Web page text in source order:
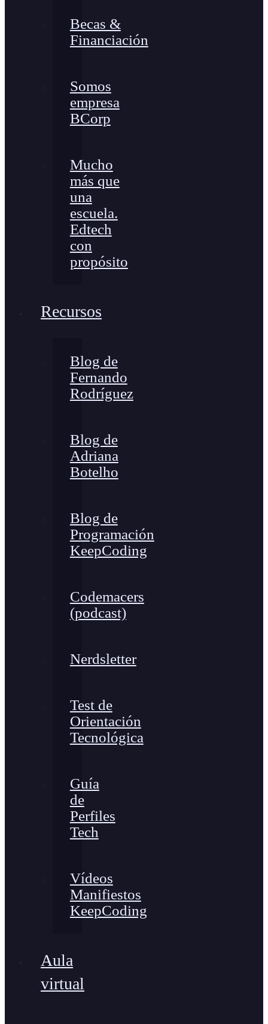
Becas &
Financiación
Somos
empresa
BCorp
Mucho
más que
una
escuela.
Edtech
con
propósito
Recursos
Blog de
Fernando
Rodríguez
Blog de
Adriana
Botelho
Blog de
Programación
KeepCoding
Codemacers
(podcast)
Nerdsletter
Test de
Orientación
Tecnológica
Guía
de
Perfiles
Tech
Vídeos
Manifiestos
KeepCoding
Aula
virtual